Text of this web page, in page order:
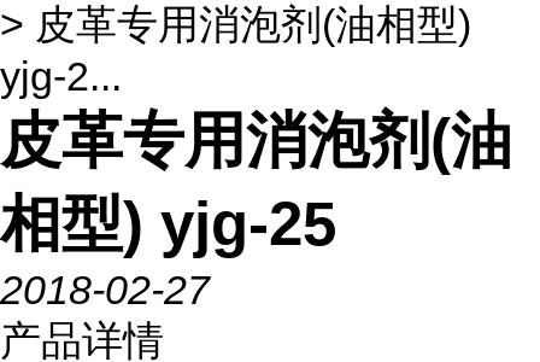
> 皮革专用消泡剂(油相型)
yjg-2...
皮革专用消泡剂(油
相型) yjg-25
2018-02-27
产品详情